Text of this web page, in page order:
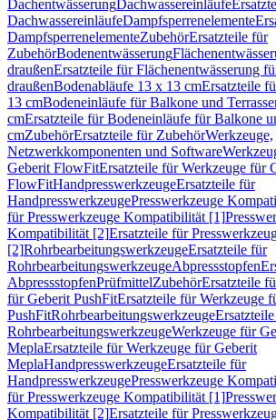
DachentwässerungDachwassereinläufe
DachwassereinläufeDampfsperrenelemente
DampfsperrenelementeZubehörErsatzteile für
ZubehörBodenentwässerung
draußenErsatzteile für Flächenentwässerung
draußenBodenabläufe 13 x 13 cmErsatzteile
13 cmBodeneinläufe für Balkone und
cmErsatzteile für Bodeneinläufe für Balkone
cmZubehörErsatzteile für ZubehörWerkzeuge,
Netzwerkkomponenten und Software
Geberit FlowFitErsatzteile für Werkzeuge für
FlowFitHandpresswerkzeugeErsatzteile für
HandpresswerkzeugePresswerkzeuge
für Presswerkzeuge Kompatibilität [1]
Kompatibilität [2]Ersatzteile für
[2]RohrbearbeitungswerkzeugeErsatzteile für
RohrbearbeitungswerkzeugeAbpressstopfen
AbpressstopfenPrüfmittelZubehörErsatzteile
für Geberit PushFitErsatzteile für Werkzeuge
PushFitRohrbearbeitungswerkzeuge
RohrbearbeitungswerkzeugeWerkzeuge für
MeplaErsatzteile für Werkzeuge für Geberit
MeplaHandpresswerkzeugeErsatzteile für
HandpresswerkzeugePresswerkzeuge
für Presswerkzeuge Kompatibilität [1]
Kompatibilität [2]Ersatzteile für